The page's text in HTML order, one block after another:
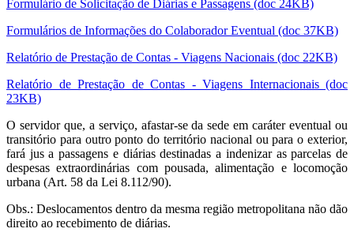
Formulário de Solicitação de Diárias e Passagens (doc 24KB)
Formulários de Informações do Colaborador Eventual (doc 37KB)
Relatório de Prestação de Contas - Viagens Nacionais (doc 22KB)
Relatório de Prestação de Contas - Viagens Internacionais (doc
23KB)
O servidor que, a serviço, afastar-se da sede em caráter eventual ou
transitório para outro ponto do território nacional ou para o exterior,
fará jus a passagens e diárias destinadas a indenizar as parcelas de
despesas extraordinárias com pousada, alimentação e locomoção
urbana (Art. 58 da Lei 8.112/90).
Obs.: Deslocamentos dentro da mesma região metropolitana não dão
direito ao recebimento de diárias.